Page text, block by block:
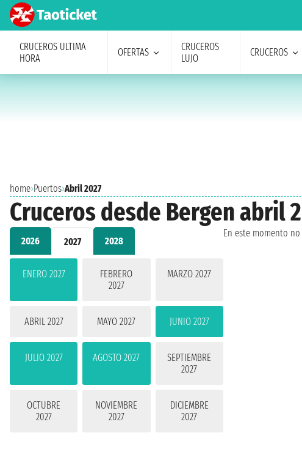
CRUCEROS ULTIMA
HORA
OFERTAS
CRUCEROS
LUJO
CRUCEROS
home›Puertos›Abril 2027
Cruceros desde Bergen abril
2026 2027 2028
ENERO 2027
FEBRERO
2027
MARZO 2027
ABRIL 2027 MAYO 2027 JUNIO 2027
JULIO 2027 AGOSTO 2027
SEPTIEMBRE
2027
OCTUBRE
2027
NOVIEMBRE
2027
DICIEMBRE
2027
En este momento